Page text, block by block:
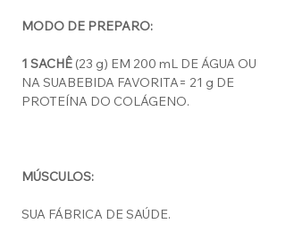
MODO DE PREPARO:
1 SACHÊ (23 g) EM 200 mL DE ÁGUA OU
NA SUABEBIDA FAVORITA= 21 g DE
PROTEÍNA DO COLÁGENO.
MÚSCULOS:
SUA FÁBRICA DE SAÚDE.